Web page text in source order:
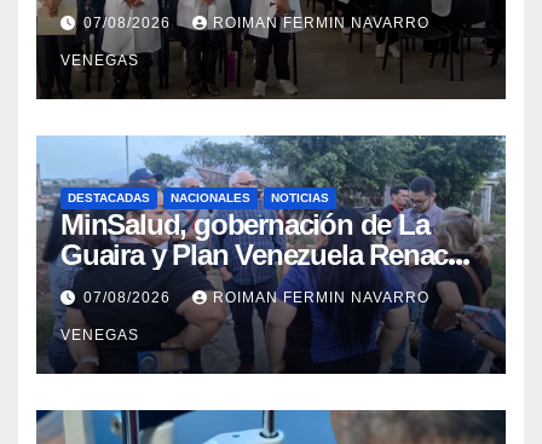
para garantizar respaldo legal y
profesional
07/08/2026 ROIMAN FERMIN NAVARRO
VENEGAS
DESTACADAS NACIONALES NOTICIAS
MinSalud, gobernación de La
Guaira y Plan Venezuela Renace
iniciaron la rehabilitación integral
del Centro Psicofamiliar El Niño y
el Mar
07/08/2026 ROIMAN FERMIN NAVARRO
VENEGAS